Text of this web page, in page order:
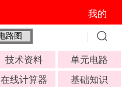
我的
技术资料
单元电路
在线计算器
基础知识